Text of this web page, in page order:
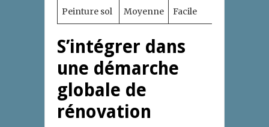
Peinture sol Moyenne Facile
S’intégrer dans
une démarche
globale de
rénovation